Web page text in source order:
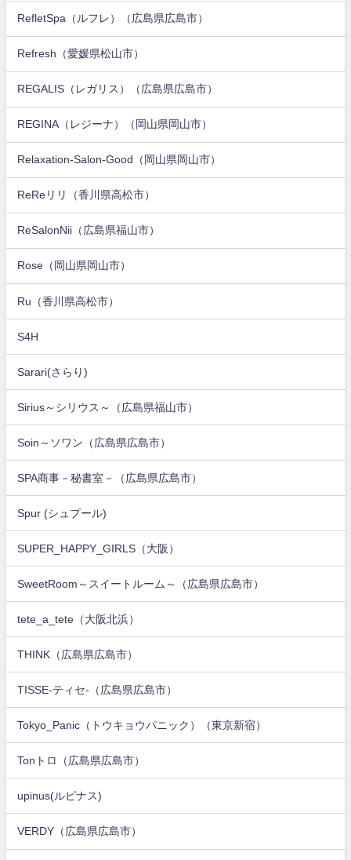
RefletSpa（ルフレ）（広島県広島市）
Refresh（愛媛県松山市）
REGALIS（レガリス）（広島県広島市）
REGINA（レジーナ）（岡山県岡山市）
Relaxation-Salon-Good（岡山県岡山市）
ReReリリ（香川県高松市）
ReSalonNii（広島県福山市）
Rose（岡山県岡山市）
Ru（香川県高松市）
S4H
Sarari(さらり)
Sirius～シリウス～（広島県福山市）
Soin～ソワン（広島県広島市）
SPA商事－秘書室－（広島県広島市）
Spur (シュプール)
SUPER_HAPPY_GIRLS（大阪）
SweetRoom～スイートルーム～（広島県広島市）
tete_a_tete（大阪北浜）
THINK（広島県広島市）
TISSE-ティセ-（広島県広島市）
Tokyo_Panic（トウキョウパニック）（東京新宿）
Tonトロ（広島県広島市）
upinus(ルピナス)
VERDY（広島県広島市）